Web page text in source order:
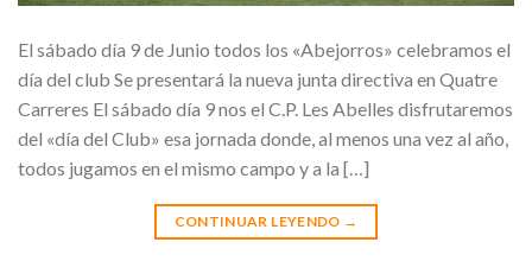
El sábado día 9 de Junio todos los «Abejorros» celebramos el
día del club Se presentará la nueva junta directiva en Quatre
Carreres El sábado día 9 nos el C.P. Les Abelles disfrutaremos
del «día del Club» esa jornada donde, al menos una vez al año,
todos jugamos en el mismo campo y a la […]
CONTINUAR LEYENDO →